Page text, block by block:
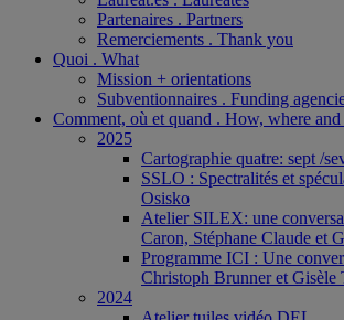
Partenaires . Partners
Remerciements . Thank you
Quoi . What
Mission + orientations
Subventionnaires . Funding
Comment, où et quand . How, where
2025
Cartographie quatre: sept /
SSLO : Spectralités et
Osisko
Atelier SILEX: une
Caron, Stéphane Claude et
Programme ICI : Une
Christoph Brunner et Gisèle
2024